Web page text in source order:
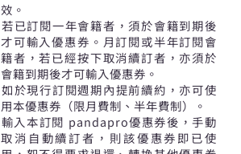
效。
若已訂閱一年會籍者，須於會籍到期後
才可輸入優惠券。月訂閱或半年訂閱會
籍者，若已經按下取消續訂者，亦須於
會籍到期後才可輸入優惠券。
如於現行訂閱週期內提前續約，亦可使
用本優惠券（限月費制、半年費制）。
輸入本訂閱 pandapro優惠券後，手動
取消自動續訂者，則該優惠券即已使